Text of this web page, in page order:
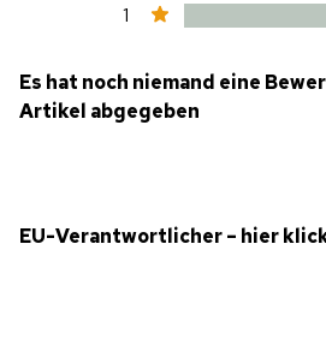
1
Es hat noch niemand eine
Artikel abgegeben
EU-Verantwortlicher – hier